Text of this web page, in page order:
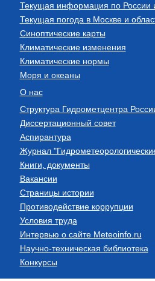
Текущая информация по России
Текущая погода в Москве и
Синоптические карты
Климатические изменения
Климатические нормы
Моря и океаны
О нас
Структура Гидрометцентра
Диссертационный совет
Аспирантура
Журнал
Книги, документы
Вакансии
Страницы истории
Противодействие коррупции
Условия труда
Интервью о сайте Meteoinfo.ru
Научно-техническая библиотека
Конкурсы